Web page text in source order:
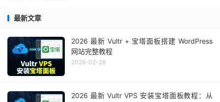
最新文章
2026 最新 Vultr + 宝塔面板搭建 WordPress
网站完整教程
2026-02-28
2026 最新 Vultr VPS 安装宝塔面板教程：从